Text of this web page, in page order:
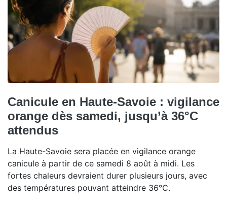
Canicule en Haute-Savoie : vigilance
orange dès samedi, jusqu’à 36°C
attendus
La Haute-Savoie sera placée en vigilance orange
canicule à partir de ce samedi 8 août à midi. Les
fortes chaleurs devraient durer plusieurs jours, avec
des températures pouvant atteindre 36°C.